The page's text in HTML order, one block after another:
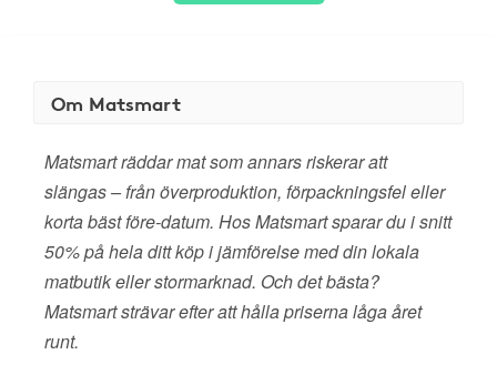
Om Matsmart
Matsmart räddar mat som annars riskerar att
slängas – från överproduktion, förpackningsfel eller
korta bäst före-datum. Hos Matsmart sparar du i snitt
50% på hela ditt köp i jämförelse med din lokala
matbutik eller stormarknad. Och det bästa?
Matsmart strävar efter att hålla priserna låga året
runt.